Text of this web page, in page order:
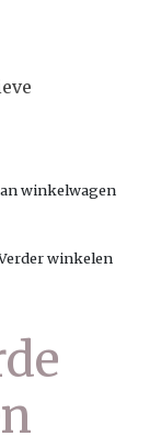
winkelwagen
winkelen